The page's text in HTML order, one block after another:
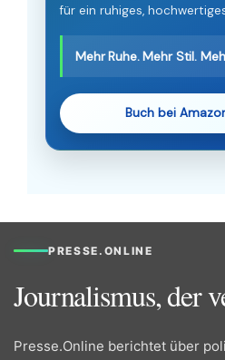
für ein ruhiges,
Mehr Ruhe. Mehr Stil.
Buch bei
PRESSE.ONLINE
Journalismus, der
Presse.Online berichtet über